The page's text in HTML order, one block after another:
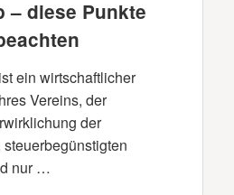
– diese Punkte
ein wirtschaftlicher
Vereins, der
der
nur …